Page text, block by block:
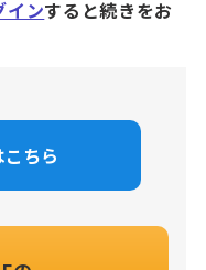
インすると続きをお
ちら